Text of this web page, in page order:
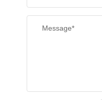
Message*